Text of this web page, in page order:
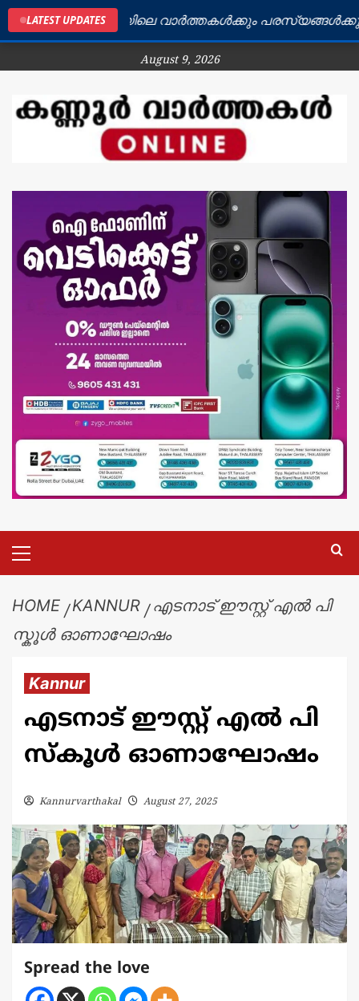
LATEST UPDATES
കണ്ണൂർ ജില്ലയിലെ വാർത്തകൾക്കും പരസ്യങ്ങൾക്കും
August 9, 2026
HOME KANNUR
എടനാട് ഈസ്റ്റ് എൽ പി
സ്കൂൾ ഓണാഘോഷം
Kannur
എടനാട് ഈസ്റ്റ് എൽ പി
സ്കൂൾ ഓണാഘോഷം
Kannurvarthakal August 27, 2025
Spread the love